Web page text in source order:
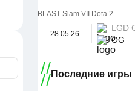
BLAST Slam VII Dota 2
28.05.26
LGD
OG
Последние игры